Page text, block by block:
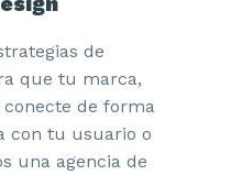
de
que tu marca,
de forma
con tu usuario o
una agencia de